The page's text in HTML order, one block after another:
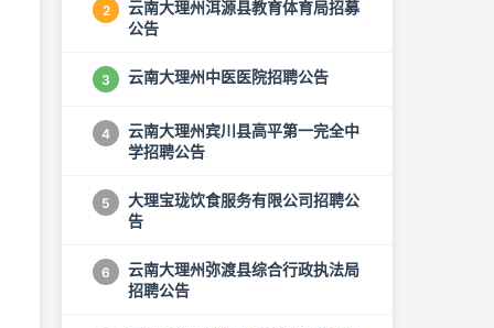
2
云南大理州洱源县教育体育局招募
公告
3 云南大理州中医医院招聘公告
4
云南大理州宾川县高平第一完全中
学招聘公告
5
大理宝珑饮食服务有限公司招聘公
告
6
云南大理州弥渡县综合行政执法局
招聘公告